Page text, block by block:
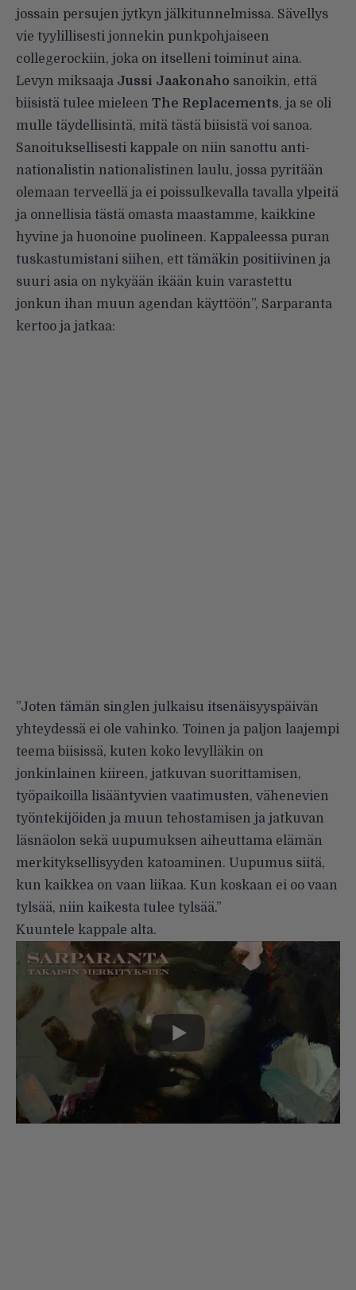
jossain persujen jytkyn jälkitunnelmissa. Sävellys
vie tyylillisesti jonnekin punkpohjaiseen
collegerockiin, joka on itselleni toiminut aina.
Levyn miksaaja Jussi Jaakonaho sanoikin, että
biisistä tulee mieleen The Replacements, ja se oli
mulle täydellisintä, mitä tästä biisistä voi sanoa.
Sanoituksellisesti kappale on niin sanottu anti-
nationalistin nationalistinen laulu, jossa pyritään
olemaan terveellä ja ei poissulkevalla tavalla ylpeitä
ja onnellisia tästä omasta maastamme, kaikkine
hyvine ja huonoine puolineen. Kappaleessa puran
tuskastumistani siihen, ett tämäkin positiivinen ja
suuri asia on nykyään ikään kuin varastettu
jonkun ihan muun agendan käyttöön”, Sarparanta
kertoo ja jatkaa:
”Joten tämän singlen julkaisu itsenäisyyspäivän
yhteydessä ei ole vahinko. Toinen ja paljon laajempi
teema biisissä, kuten koko levylläkin on
jonkinlainen kiireen, jatkuvan suorittamisen,
työpaikoilla lisääntyvien vaatimusten, vähenevien
työntekijöiden ja muun tehostamisen ja jatkuvan
läsnäolon sekä uupumuksen aiheuttama elämän
merkityksellisyyden katoaminen. Uupumus siitä,
kun kaikkea on vaan liikaa. Kun koskaan ei oo vaan
tylsää, niin kaikesta tulee tylsää.”
Kuuntele kappale alta.